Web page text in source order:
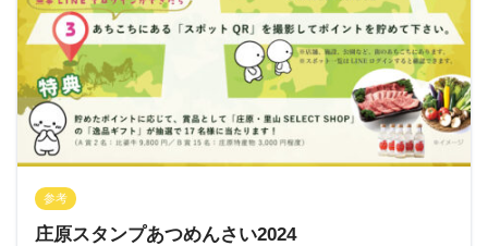
参考
庄原スタンプあつめんさい2024